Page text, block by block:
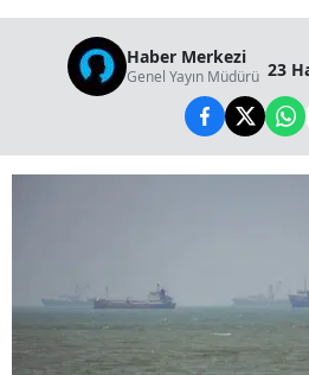
Haber Merkezi
Genel Yayın Müdürü 23